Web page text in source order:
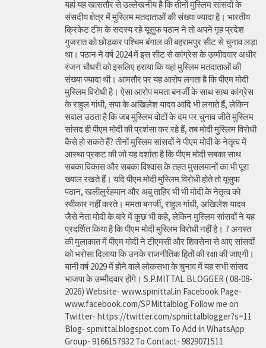
यहां यह खासतौर से उल्लेखनीय है कि तीनों मुस्लिम सांसदों के
संसदीय क्षेत्र में मुस्लिम मतदाताओं की संख्या ज्यादा है। भारतीय
क्रिकेट टीम के सदस्य रहे यूसुफ पठान ने तो अपने गृह प्रदेश
गुजरात को छोड़कर पश्चिम बंगाल की बहरामपुर सीट से चुनाव लड़ा
था। पठान ने वर्ष 2024 में इस सीट से कांग्रेस के उम्मीदवार अधीर
रंजन चौधरी को इसलिए हराया कि यहां मुस्लिम मतदाताओं की
संख्या ज्यादा थी। आमतौर पर यह आरोप लगता है कि पीएम मोदी
मुस्लिम विरोधी है। ऐसा आरोप ममता बनर्जी के साथ साथ कांग्रेस
के राहुल गांधी, सपा के अखिलेश यादव आदि भी लगाते हैं, लेकिन
सवाल उठता है कि जब मुस्लिम वोटों के दम पर चुनाव जीते मुस्लिम
सांसद ही पीएम मोदी की प्रशंसा कर रहे हैं, तब मोदी मुस्लिम विरोधी
कैसे हो सकते हैं? तीनों मुस्लिम सांसदों ने पीएम मोदी के नेतृत्व में
आस्था प्रकट की जो यह दर्शाता है कि पीएम मोदी सबका साथ
सबका विकास और सबका विश्वास के तहत मुसलमानों का भी पूरा
ख्याल रखते हैं। यदि पीएम मोदी मुस्लिम विरोधी होते तो यूसुफ
पठान, खलीलुर्रहमान और अबु ताहिर भी भी मोदी के नेतृत्व को
स्वीकार नहीं करते। ममता बनर्जी, राहुल गांधी, अखिलेश यादव
जैसे नेता मोदी के बारे में कुछ भी कहे, लेकिन मुस्लिम सांसदों ने यह
प्रदर्शित किया है कि पीएम मोदी मुस्लिम विरोधी नहीं है। 7 अगस्त
की मुलाकात में पीएम मोदी ने टीएमसी और शिवसेना से आए सांसदों
को भरोसा दिलाया कि उनके राजनीतिक हितों की रक्षा की जाएगी।
यानी वर्ष 2029 में होने वाले लोकसभा के चुनाव में यह सभी सांसद
भाजपा के उम्मीदवार होंगे। S.P.MITTAL BLOGGER ( 08-08-
2026) Website- www.spmittal.in Facebook Page-
www.facebook.com/SPMittalblog Follow me on
Twitter- https://twitter.com/spmittalblogger?s=11
Blog- spmittal.blogspot.com To Add in WhatsApp
Group- 9166157932 To Contact- 9829071511